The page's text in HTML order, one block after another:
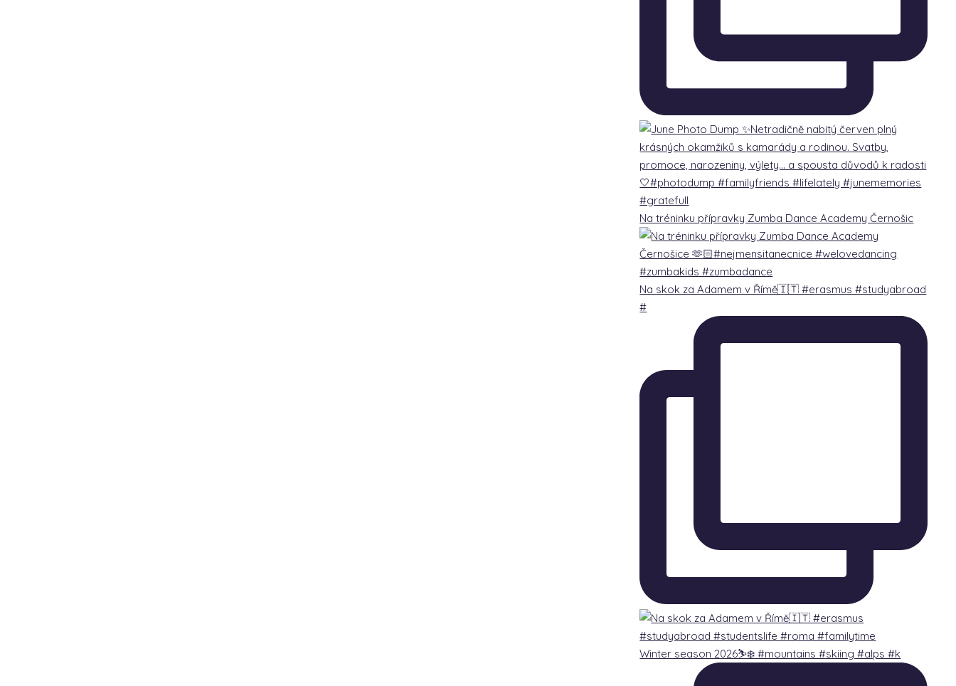
Na tréninku přípravky Zumba Dance Academy Černošic
Na skok za Adamem v Římě🇮🇹 #erasmus #studyabroad
#
Winter season 2026⛷️❄️ #mountains #skiing #alps #k